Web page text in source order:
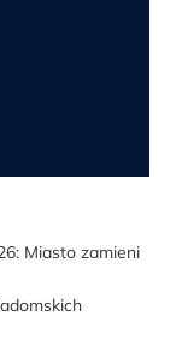
Miasto zamieni